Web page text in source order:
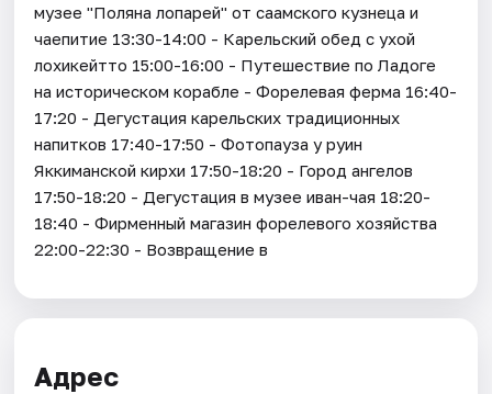
музее "Поляна лопарей" от саамского кузнеца и
чаепитие 13:30-14:00 - Карельский обед с ухой
лохикейтто 15:00-16:00 - Путешествие по Ладоге
на историческом корабле - Форелевая ферма 16:40-
17:20 - Дегустация карельских традиционных
напитков 17:40-17:50 - Фотопауза у руин
Яккиманской кирхи 17:50-18:20 - Город ангелов
17:50-18:20 - Дегустация в музее иван-чая 18:20-
18:40 - Фирменный магазин форелевого хозяйства
22:00-22:30 - Возвращение в
Адрес